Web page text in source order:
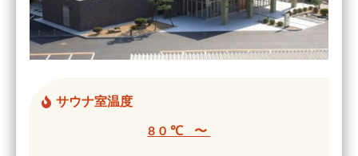
サウナ室温度
80℃ 〜